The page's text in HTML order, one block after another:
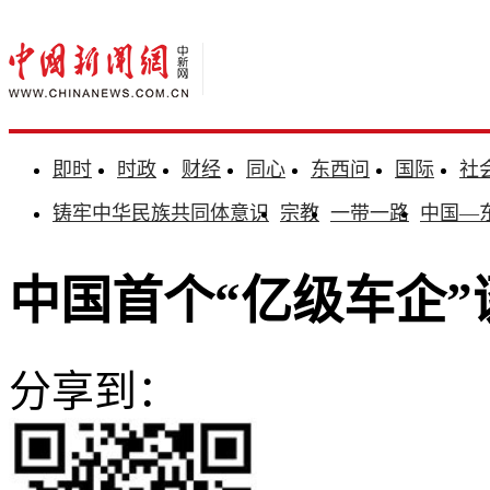
即时 时政 财经 同心 东西问 国际
社
铸牢中华民族共同体意识 宗教 一带一路 中国—
中国首个“亿级车企”
分享到：